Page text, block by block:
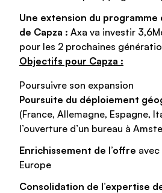
Une extension du programme
de Capza : Axa va investir
pour les 2 prochaines
Objectifs pour Capza :
Poursuivre son expansion
Poursuite du déploiement
(France, Allemagne, Espagne,
l’ouverture d’un bureau à
Enrichissement de l’offre
Europe
Consolidation de l’expertise